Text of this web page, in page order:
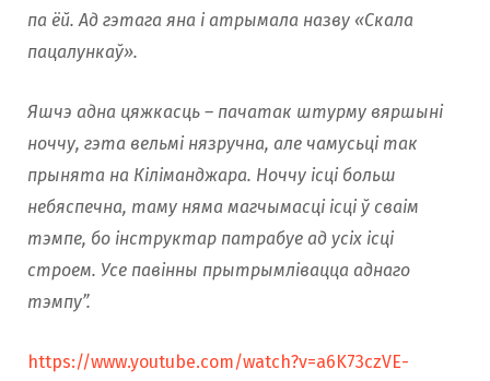
па ёй. Ад гэтага яна і атрымала назву «Скала
пацалункаў».
Яшчэ адна цяжкасць – пачатак штурму вяршыні
ноччу, гэта вельмі нязручна, але чамусьці так
прынята на Кіліманджара. Ноччу ісці больш
небяспечна, таму няма магчымасці ісці ў сваім
тэмпе, бо інструктар патрабуе ад усіх ісці
строем. Усе павінны прытрымлівацца аднаго
тэмпу”.
https://www.youtube.com/watch?v=a6K73czVE-